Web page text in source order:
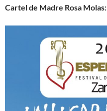
Cartel de Madre Rosa Molas: